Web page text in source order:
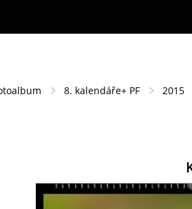
8. kalendáře+ PF 2015